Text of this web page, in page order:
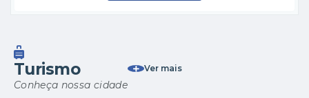
Turismo
Conheça nossa cidade
Ver mais